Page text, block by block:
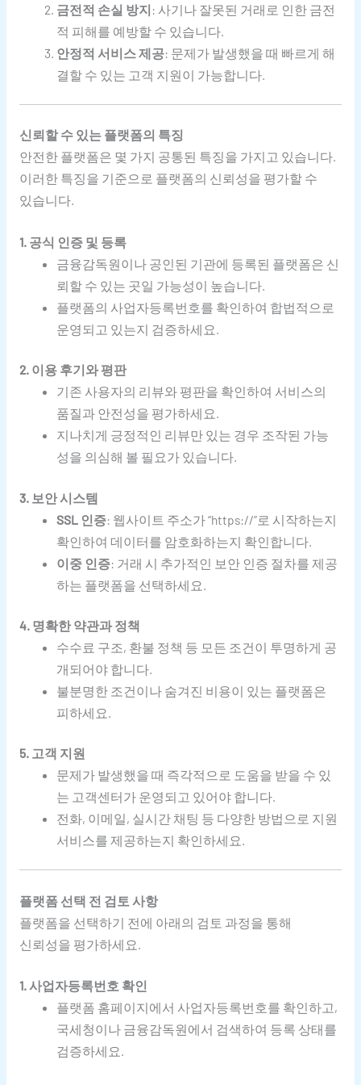
금전적 손실 방지 : 사기나 잘못된 거래로 인한 금전
적 피해를 예방할 수 있습니다.
안정적 서비스 제공: 문제가 발생했을 때 빠르게 해
결할 수 있는 고객 지원이 가능합니다.
신뢰할 수 있는 플랫폼의 특징
안전한 플랫폼은 몇 가지 공통된 특징을 가지고 있습니다.
이러한 특징을 기준으로 플랫폼의 신뢰성을 평가할 수
있습니다.
1. 공식 인증 및 등록
금융감독원이나 공인된 기관에 등록된 플랫폼은 신
뢰할 수 있는 곳일 가능성이 높습니다.
플랫폼의 사업자등록번호를 확인하여 합법적으로
운영되고 있는지 검증하세요.
2. 이용 후기와 평판
기존 사용자의 리뷰와 평판을 확인하여 서비스의
품질과 안전성을 평가하세요.
지나치게 긍정적인 리뷰만 있는 경우 조작된 가능
성을 의심해 볼 필요가 있습니다.
3. 보안 시스템
SSL 인증: 웹사이트 주소가 “https://”로 시작하는지
확인하여 데이터를 암호화하는지 확인합니다.
이중 인증: 거래 시 추가적인 보안 인증 절차를 제공
하는 플랫폼을 선택하세요.
4. 명확한 약관과 정책
수수료 구조, 환불 정책 등 모든 조건이 투명하게 공
개되어야 합니다.
불분명한 조건이나 숨겨진 비용이 있는 플랫폼은
피하세요.
5. 고객 지원
문제가 발생했을 때 즉각적으로 도움을 받을 수 있
는 고객센터가 운영되고 있어야 합니다.
전화, 이메일, 실시간 채팅 등 다양한 방법으로 지원
서비스를 제공하는지 확인하세요.
플랫폼 선택 전 검토 사항
플랫폼을 선택하기 전에 아래의 검토 과정을 통해
신뢰성을 평가하세요.
1. 사업자등록번호 확인
플랫폼 홈페이지에서 사업자등록번호를 확인하고,
국세청이나 금융감독원에서 검색하여 등록 상태를
검증하세요.